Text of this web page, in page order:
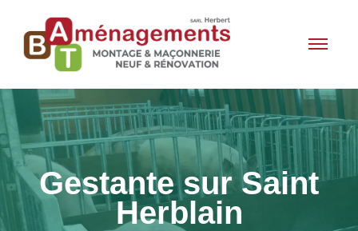
Gestante sur Saint
Herblain